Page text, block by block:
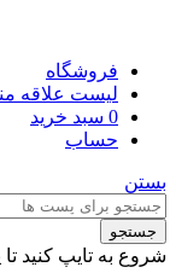
فروشگاه
لیست علاقه
0 سبد خرید
حساب
بستن
جستجو
شروع به تایپ کنید